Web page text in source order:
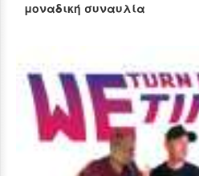
μοναδική συναυλία